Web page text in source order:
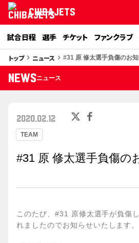
CHIBAJETS
試合日程 選手 チケット ファンクラブ
トップkeyboard_arrow_right ニュース keyboard_arrow_right #31 原 修太選手負傷のお
NEWSニュース
TEAM
2020.02.12
#31 原 修太選手負傷の
このたび、#31 原修太選手が負傷
れましたのでお知らせいたします。